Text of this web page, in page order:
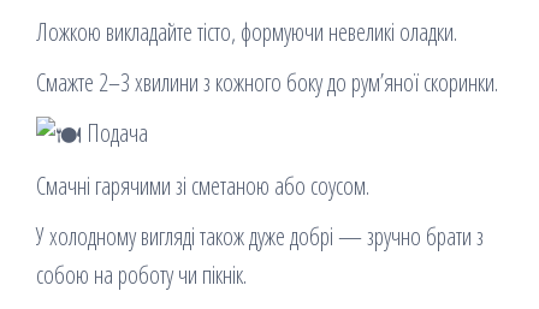
Ложкою викладайте тісто, формуючи невеликі оладки.
Смажте 2–3 хвилини з кожного боку до рум’яної скоринки.
Подача
Смачні гарячими зі сметаною або соусом.
У холодному вигляді також дуже добрі — зручно брати з
собою на роботу чи пікнік.